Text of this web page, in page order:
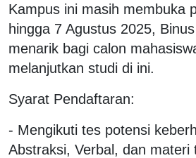
Kampus ini masih membuka
hingga 7 Agustus 2025,
menarik bagi calon
melanjutkan studi di ini.
Syarat Pendaftaran:
- Mengikuti tes potensi
Abstraksi, Verbal, dan materi